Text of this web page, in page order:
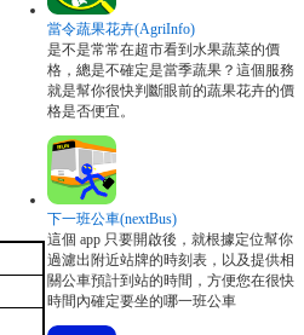
當令蔬果花卉(AgriInfo)
是不是常常在超市看到水果蔬菜的價
格，總是不確定是當季蔬果？這個服務
就是幫你很快判斷眼前的蔬果花卉的價
格是否便宜。
下一班公車(nextBus)
這個 app 只要開啟後，就根據定位幫你
過濾出附近站牌的時刻表，以及提供相
關公車預計到站的時間，方便您在很快
時間內確定要坐的哪一班公車